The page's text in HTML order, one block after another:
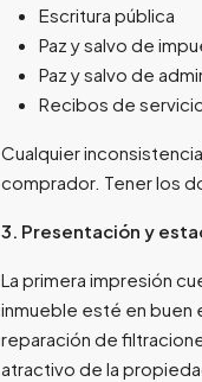
Escritura pública
Paz y salvo de
Paz y salvo de
Recibos de
Cualquier
comprador. Tener los
3. Presentación y
La primera impresión
inmueble esté en buen
reparación de
atractivo de la